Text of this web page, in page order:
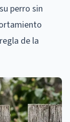
perro sin
de la